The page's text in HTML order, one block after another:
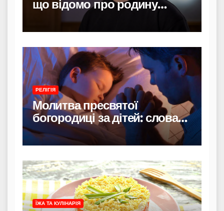
що відомо про родину
РЕЛІГІЯ
Молитва пресвятої
богородиці за дітей: слова
захисту і материнського
тепла
ЇЖА ТА КУЛІНАРІЯ